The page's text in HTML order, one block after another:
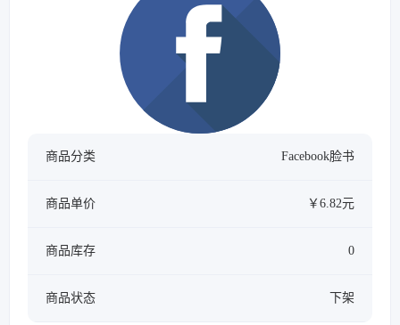
商品分类 Facebook脸书
商品单价 ￥6.82元
商品库存 0
商品状态 下架